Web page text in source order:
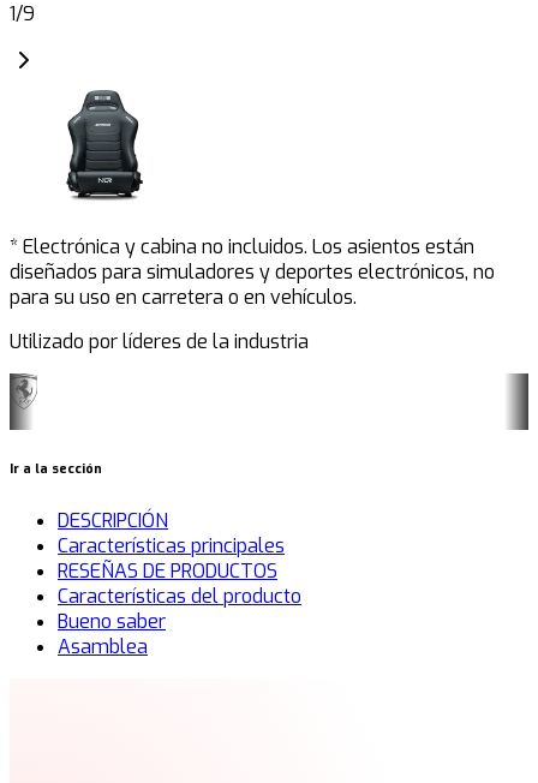
1/9
* Electrónica y cabina no incluidos. Los asientos están
diseñados para simuladores y deportes electrónicos, no
para su uso en carretera o en vehículos.
Utilizado por líderes de la industria
Ir a la sección
DESCRIPCIÓN
Características principales
RESEÑAS DE PRODUCTOS
Características del producto
Bueno saber
Asamblea